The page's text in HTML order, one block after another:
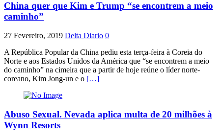
China quer que Kim e Trump “se encontrem a meio
caminho”
27 Fevereiro, 2019 Delta Diario 0
A República Popular da China pediu esta terça-feira à Coreia do
Norte e aos Estados Unidos da América que “se encontrem a meio
do caminho” na cimeira que a partir de hoje reúne o líder norte-
coreano, Kim Jong-un e o […]
Abuso Sexual. Nevada aplica multa de 20 milhões à
Wynn Resorts